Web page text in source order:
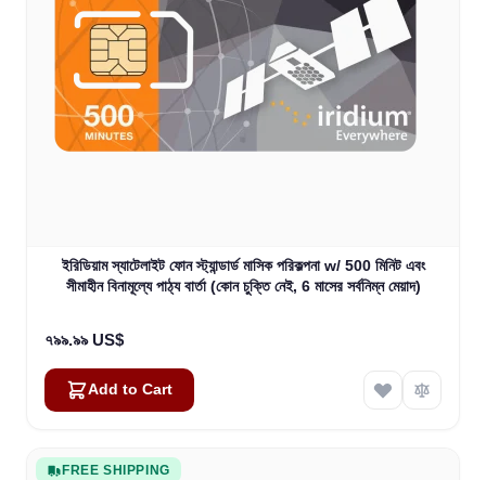
ইরিডিয়াম স্যাটেলাইট ফোন স্ট্যান্ডার্ড মাসিক পরিকল্পনা w/ 500 মিনিট এবং
সীমাহীন বিনামূল্যে পাঠ্য বার্তা (কোন চুক্তি নেই, 6 মাসের সর্বনিম্ন মেয়াদ)
৭৯৯.৯৯ US$
Add to Cart
FREE SHIPPING